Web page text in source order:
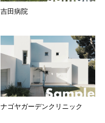
吉田病院
ナゴヤガーデンクリニック